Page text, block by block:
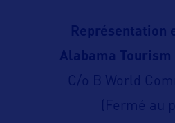
Représentation
Alabama
C/o B World
(Fermé au